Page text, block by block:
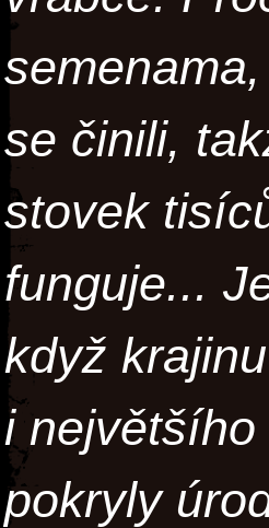
se činili,
stovek
funguje...
když
i
pokryly